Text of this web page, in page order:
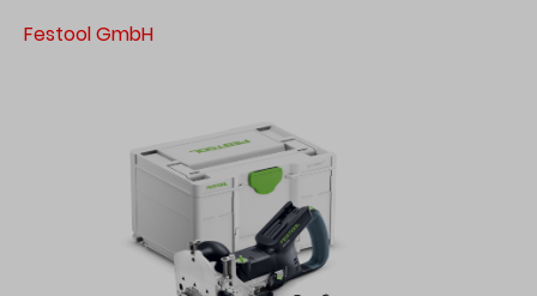
Festool GmbH